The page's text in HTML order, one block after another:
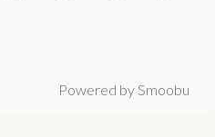
Powered by Smoobu